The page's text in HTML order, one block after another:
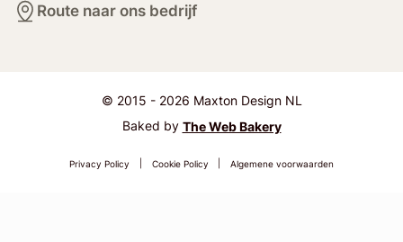
Route naar ons bedrijf
© 2015 - 2026 Maxton Design NL
Baked by The Web Bakery
Privacy Policy Cookie Policy Algemene voorwaarden